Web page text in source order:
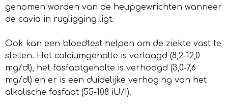
genomen worden van de heupgewrichten wanneer
de cavia in rugligging ligt.
Ook kan een bloedtest helpen om de ziekte vast te
stellen. Het calciumgehalte is verlaagd (8,2-12,0
mg/dl), het fosfaatgehalte is verhoogd (3,0-7,6
mg/dl) en er is een duidelijke verhoging van het
alkalische fosfaat (55-108 iU/I).